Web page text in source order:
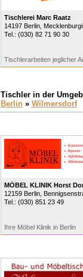
Tischlerei Marc Raatz
14197 Berlin,
Tel.: (030) 82 71 90 30
Tischlerarbeiten jeglicher
Tischler in der
Berlin» Wilmersdorf
MÖBEL KLINIK Horst
12159 Berlin,
Tel.: (030) 851 23 49
Ihre Möbel Klinik in Berlin